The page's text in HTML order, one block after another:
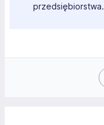
przedsiębiorstwa.